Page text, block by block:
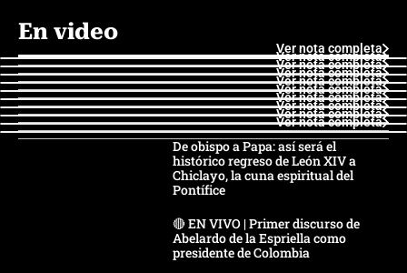
En video
Ver nota completa
Ver nota completa
Ver nota completa
Ver nota completa
Ver nota completa
Ver nota completa
Ver nota completa
Ver nota completa
Ver nota completa
Ver nota completa
De obispo a Papa: así será el
histórico regreso de León XIV a
Chiclayo, la cuna espiritual del
Pontífice
🔴 EN VIVO | Primer discurso de
Abelardo de la Espriella como
presidente de Colombia